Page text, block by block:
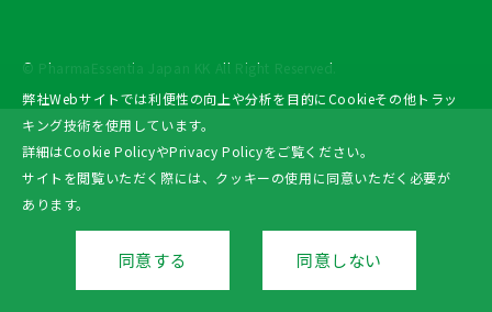
弊社Webサイトでは利便性の向上や分析を目的にCookieその他トラッ
キング技術を使用しています。
詳細はCookie PolicyやPrivacy Policyをご覧ください。
サイトを閲覧いただく際には、クッキーの使用に同意いただく必要が
あります。
同意する 同意しない
© PharmaEssentia Japan KK All Right Reserved.